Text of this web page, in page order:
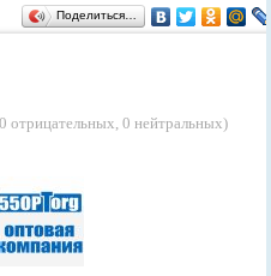
Поделиться…
0 отрицательных,0 нейтральных)